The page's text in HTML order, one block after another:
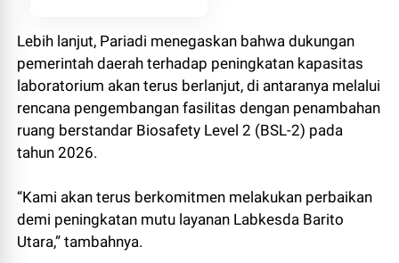
Lebih lanjut, Pariadi menegaskan bahwa dukungan
pemerintah daerah terhadap peningkatan kapasitas
laboratorium akan terus berlanjut, di antaranya melalui
rencana pengembangan fasilitas dengan penambahan
ruang berstandar Biosafety Level 2 (BSL-2) pada
tahun 2026.
“Kami akan terus berkomitmen melakukan perbaikan
demi peningkatan mutu layanan Labkesda Barito
Utara,” tambahnya.